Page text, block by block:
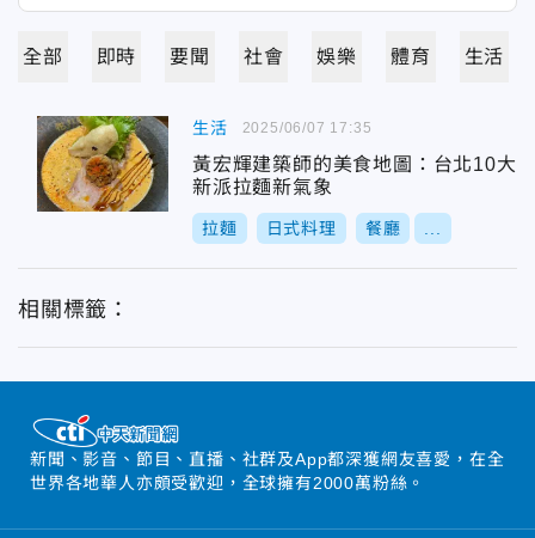
全部 即時 要聞 社會 娛樂 體育 生活
生活
黃宏輝建築師的美食地圖：台北10大
新派拉麵新氣象
拉麵 日式料理 餐廳
2025/06/07 17:35
相關標籤：
新聞、影音、節目、直播、社群及App都深獲網友喜愛，在全
世界各地華人亦頗受歡迎，全球擁有2000萬粉絲。